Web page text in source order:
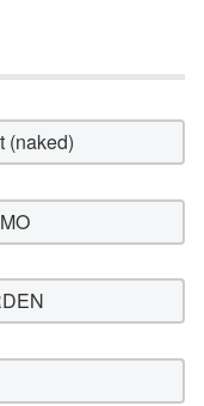
(naked)